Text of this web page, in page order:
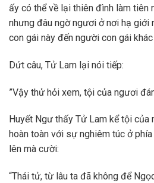
ấy có thể về lại thiên đình làm tiên
nhưng đâu ngờ ngươi ở nơi hạ giới
con gái này đến người con gái
Dứt câu, Tử Lam lại nói tiếp:
”Vậy thử hỏi xem, tội của ngươi
Huyết Ngư thấy Tử Lam kể tội
hoàn toàn với sự nghiêm túc ở
lên mà cười:
“Thái tử, từ lâu ta đã không để